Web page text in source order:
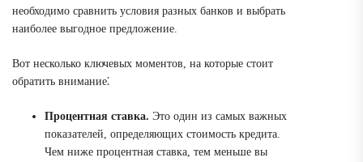
необходимо сравнить условия разных банков и выбрать
наиболее выгодное предложение.
Вот несколько ключевых моментов, на которые стоит
обратить внимание⁚
Процентная ставка. Это один из самых важных
показателей, определяющих стоимость кредита.
Чем ниже процентная ставка, тем меньше вы